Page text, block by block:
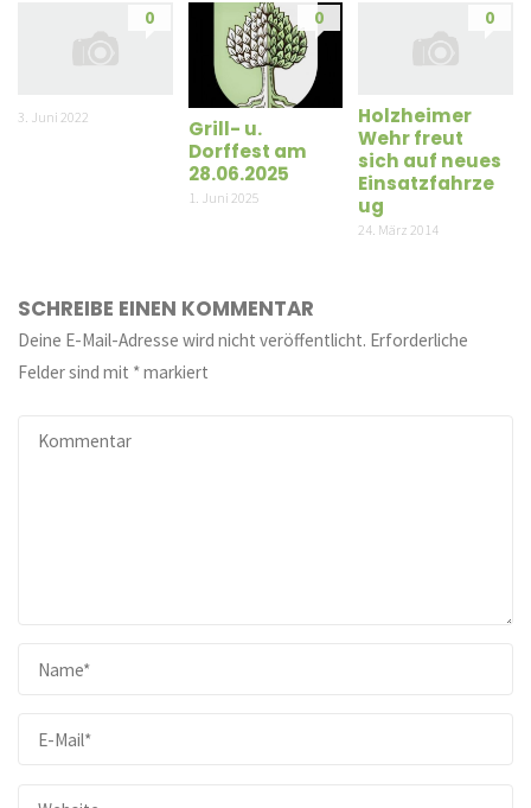
0
3. Juni 2022
0
Grill- u.
Dorffest am
28.06.2025
1. Juni 2025
0
Holzheimer
Wehr freut
sich auf neues
Einsatzfahrze
ug
24. März 2014
SCHREIBE EINEN KOMMENTAR
Deine E-Mail-Adresse wird nicht veröffentlicht. Erforderliche
Felder sind mit *markiert